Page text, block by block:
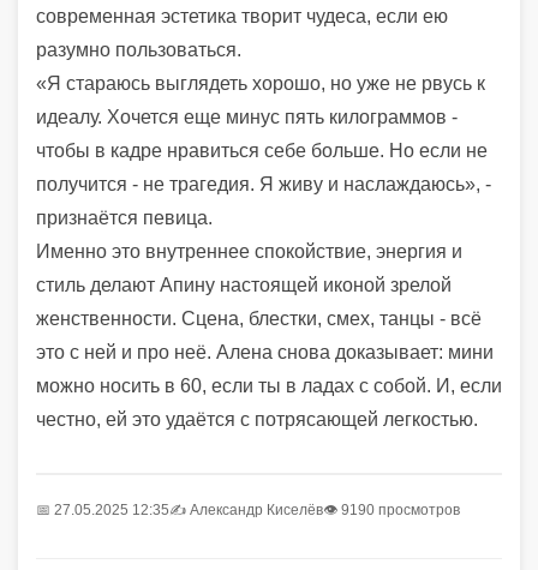
современная эстетика творит чудеса, если ею
разумно пользоваться.
«Я стараюсь выглядеть хорошо, но уже не рвусь к
идеалу. Хочется еще минус пять килограммов -
чтобы в кадре нравиться себе больше. Но если не
получится - не трагедия. Я живу и наслаждаюсь», -
признаётся певица.
Именно это внутреннее спокойствие, энергия и
стиль делают Апину настоящей иконой зрелой
женственности. Сцена, блестки, смех, танцы - всё
это с ней и про неё. Алена снова доказывает: мини
можно носить в 60, если ты в ладах с собой. И, если
честно, ей это удаётся с потрясающей легкостью.
📅 27.05.2025 12:35✍️ Александр Киселёв👁 9190 просмотров